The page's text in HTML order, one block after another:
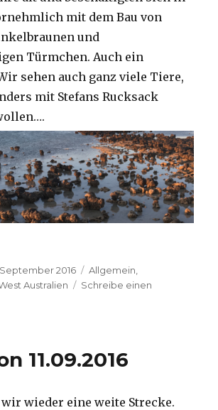
mit dem Bau von
und
Türmchen. Auch ein
sehen auch ganz viele Tiere,
mit Stefans Rucksack
September 2016 Kategorien
Allgemein
Australien
Schreibe einen
11.09.2016
wieder eine weite Strecke.